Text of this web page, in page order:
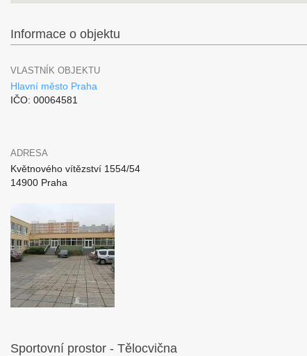
Informace o objektu
VLASTNÍK OBJEKTU
Hlavní město Praha
IČO: 00064581
ADRESA
Květnového vítězství 1554/54
14900 Praha
Sportovní prostor - Tělocvična